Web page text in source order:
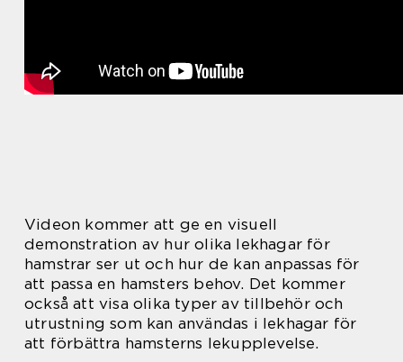
Videon kommer att ge en visuell
demonstration av hur olika lekhagar för
hamstrar ser ut och hur de kan anpassas för
att passa en hamsters behov. Det kommer
också att visa olika typer av tillbehör och
utrustning som kan användas i lekhagar för
att förbättra hamsterns lekupplevelse.